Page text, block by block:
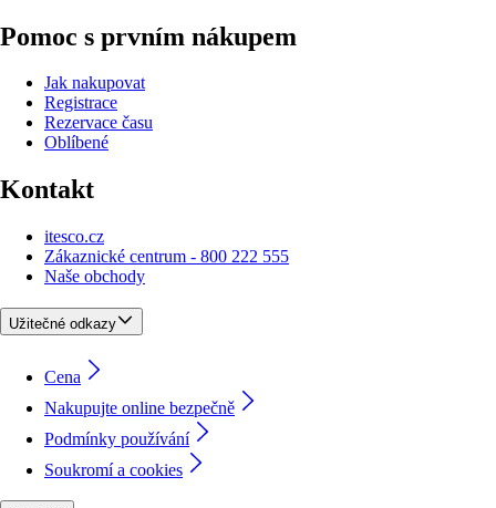
Pomoc s prvním nákupem
Jak nakupovat
Registrace
Rezervace času
Oblíbené
Kontakt
itesco.cz
Zákaznické centrum - 800 222 555
Naše obchody
Užitečné odkazy
Cena
Nakupujte online bezpečně
Podmínky používání
Soukromí a cookies